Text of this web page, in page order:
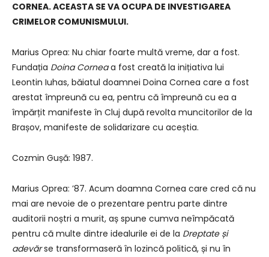
CORNEA. ACEASTA SE VA OCUPA DE INVESTIGAREA
CRIMELOR COMUNISMULUI.
Marius Oprea: Nu chiar foarte multă vreme, dar a fost.
Fundația Doina Corneaa fost creată la inițiativa lui
Leontin Iuhas, băiatul doamnei Doina Cornea care a fost
arestat împreună cu ea, pentru că împreună cu ea a
împărțit manifeste în Cluj după revolta muncitorilor de la
Brașov, manifeste de solidarizare cu aceștia.
Cozmin Gușă: 1987.
Marius Oprea: ʼ87. Acum doamna Cornea care cred că nu
mai are nevoie de o prezentare pentru parte dintre
auditorii noștri a murit, aș spune cumva neîmpăcată
pentru că multe dintre idealurile ei de la Dreptate și
adevărse transformaseră în lozincă politică, și nu în